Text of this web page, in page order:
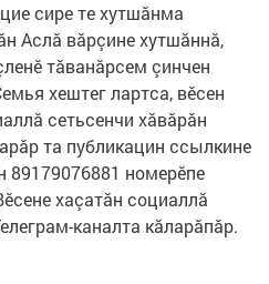
сире те хутшăнма
Аслă вăрçине хутшăннă,
тăванăрсем çинчен
хештег лартса, вӗсен
сетьсенчи хăвăрăн
та публикацин ссылкине
89179076881 номерӗпе
хаçатăн социаллă
каналта кăларăпăр.